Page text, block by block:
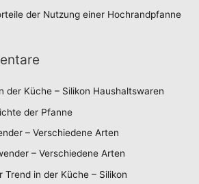
der Nutzung einer Hochrandpfanne
der Küche – Silikon Haushaltswaren
der Pfanne
– Verschiedene Arten
– Verschiedene Arten
Trend in der Küche – Silikon